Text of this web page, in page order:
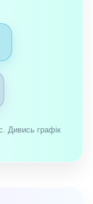
Дивись графік